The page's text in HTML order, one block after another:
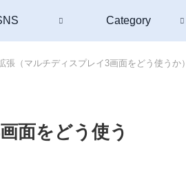
Category
張（マルチディスプレイ3画面をどう使うか）
面をどう使う